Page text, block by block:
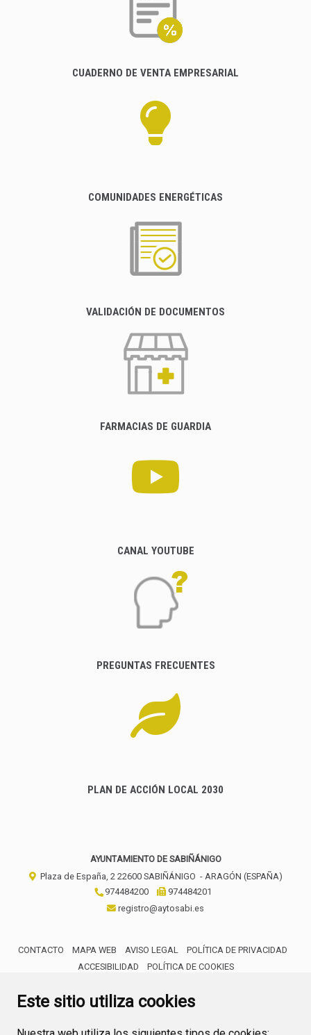
Este sitio utiliza cookies
CUADERNO DE VENTA EMPRESARIAL
COMUNIDADES ENERGÉTICAS
VALIDACIÓN DE DOCUMENTOS
FARMACIAS DE GUARDIA
CANAL YOUTUBE
PREGUNTAS FRECUENTES
PLAN DE ACCIÓN LOCAL 2030
AYUNTAMIENTO DE SABIÑÁNIGO
Plaza de España, 2 22600 SABIÑÁNIGO - ARAGÓN (ESPAÑA)
974484200
974484201
registro@aytosabi.es
CONTACTO MAPA WEB AVISO LEGAL
POLÍTICA DE PRIVACIDAD
ACCESIBILIDAD
POLÍTICA DE COOKIES